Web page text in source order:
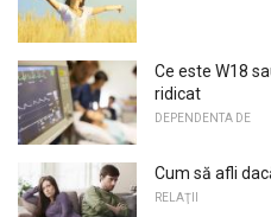
Ce este W18
ridicat
DEPENDENTA DE
Cum să afli
RELAŢII